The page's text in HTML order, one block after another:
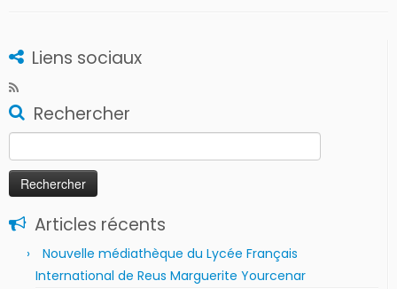
Liens sociaux
Rechercher
Articles récents
Nouvelle médiathèque du Lycée Français
International de Reus Marguerite Yourcenar